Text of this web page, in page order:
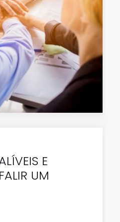
E
UM